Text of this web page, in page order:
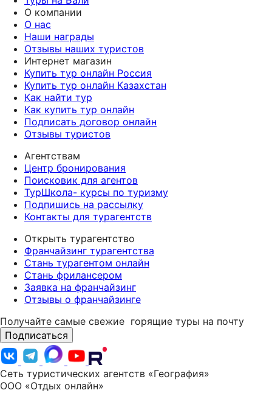
О компании
О нас
Наши награды
Отзывы наших туристов
Интернет магазин
Купить тур онлайн Россия
Купить тур онлайн Казахстан
Как найти тур
Как купить тур онлайн
Подписать договор онлайн
Отзывы туристов
Агентствам
Центр бронирования
Поисковик для агентов
ТурШкола- курсы по туризму
Подпишись на рассылку
Контакты для турагентств
Открыть турагентство
Франчайзинг турагентства
Стань турагентом онлайн
Стань фрилансером
Заявка на франчайзинг
Отзывы о франчайзинге
Получайте самые свежие горящие туры на почту
Подписаться
Сеть туристических агентств «География»
ООО «Отдых онлайн»